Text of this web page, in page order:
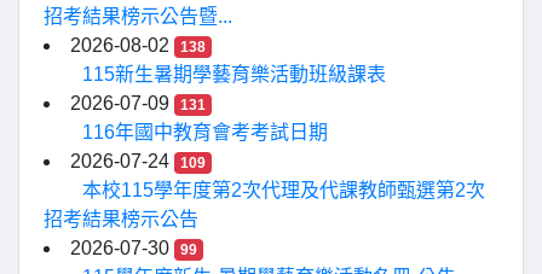
招考結果榜示公告暨...
2026-08-02
138
115新生暑期學藝育樂活動班級課表
2026-07-09
131
116年國中教育會考考試日期
2026-07-24
109
本校115學年度第2次代理及代課教師甄選第2次
招考結果榜示公告
2026-07-30
99